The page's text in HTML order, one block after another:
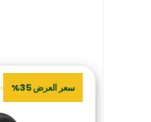
سعر العرض 35%